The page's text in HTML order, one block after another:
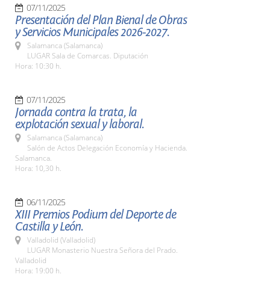
07/11/2025
Presentación del Plan Bienal de Obras
y Servicios Municipales 2026-2027.
Salamanca (Salamanca)
LUGAR Sala de Comarcas. Diputación
Hora: 10:30 h.
07/11/2025
Jornada contra la trata, la
explotación sexual y laboral.
Salamanca (Salamanca)
Salón de Actos Delegación Economía y Hacienda.
Salamanca.
Hora: 10,30 h.
06/11/2025
XIII Premios Podium del Deporte de
Castilla y León.
Valladolid (Valladolid)
LUGAR Monasterio Nuestra Señora del Prado.
Valladolid
Hora: 19:00 h.